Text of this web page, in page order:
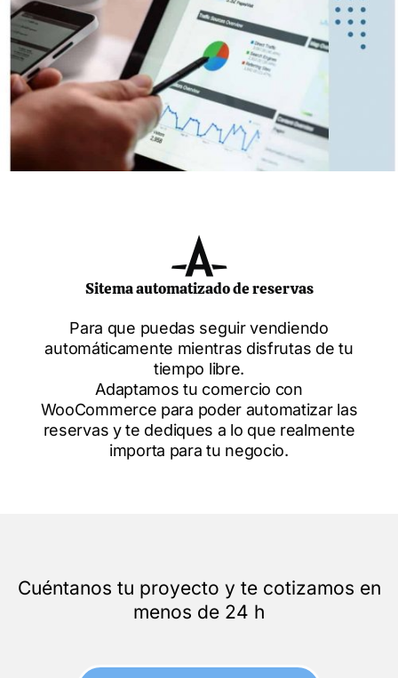
Sitema automatizado de reservas
Para que puedas seguir vendiendo
automáticamente mientras disfrutas de tu
tiempo libre.
Adaptamos tu comercio con
WooCommerce para poder automatizar las
reservas y te dediques a lo que realmente
importa para tu negocio.
Cuéntanos tu proyecto y te cotizamos en
menos de 24 h